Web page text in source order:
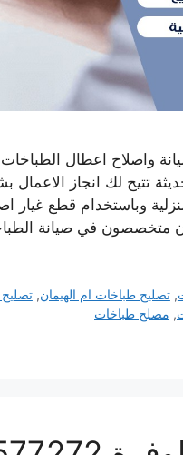
واصلاح اعطال
تتيح لك انجاز
وباستخدام قطع
متخصصون في صيانة
,تصليح طباخات ام الهيمان,
, مصلح طباخات